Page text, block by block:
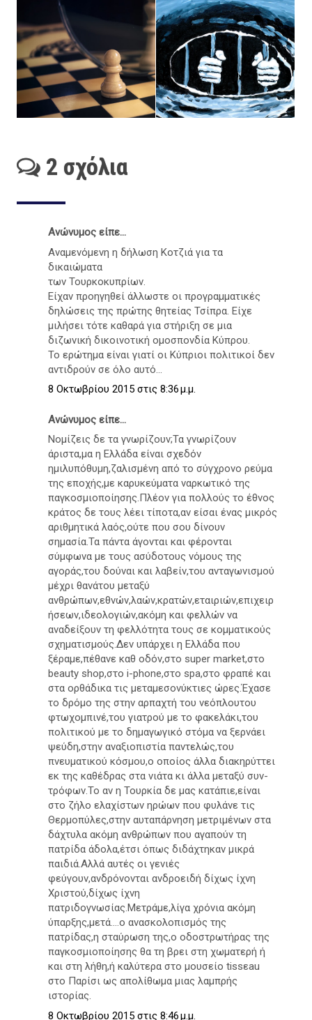
2 σχόλια
Ανώνυμος είπε...
Αναμενόμενη η δήλωση Κοτζιά για τα
δικαιώματα
των Τουρκοκυπρίων.
Είχαν προηγηθεί άλλωστε οι προγραμματικές
δηλώσεις της πρώτης θητείας Τσίπρα. Είχε
μιλήσει τότε καθαρά για στήριξη σε μια
διζωνική δικοινοτική ομοσπονδία Κύπρου.
Το ερώτημα είναι γιατί οι Κύπριοι πολιτικοί δεν
αντιδρούν σε όλο αυτό...
8 Οκτωβρίου 2015 στις 8:36 μ.μ.
Ανώνυμος είπε...
Νομίζεις δε τα γνωρίζουν;Τα γνωρίζουν
άριστα,μα η Ελλάδα είναι σχεδόν
ημιλυπόθυμη,ζαλισμένη από το σύγχρονο ρεύμα
της εποχής,με καρυκεύματα ναρκωτικό της
παγκοσμιοποίησης.Πλέον για πολλούς το έθνος
κράτος δε τους λέει τίποτα,αν είσαι ένας μικρός
αριθμητικά λαός,ούτε που σου δίνουν
σημασία.Τα πάντα άγονται και φέρονται
σύμφωνα με τους ασύδοτους νόμους της
αγοράς,του δούναι και λαβείν,του ανταγωνισμού
μέχρι θανάτου μεταξύ
ανθρώπων,εθνών,λαών,κρατών,εταιριών,επιχειρ
ήσεων,ιδεολογιών,ακόμη και φελλών να
αναδείξουν τη φελλότητα τους σε κομματικούς
σχηματισμούς.Δεν υπάρχει η Ελλάδα που
ξέραμε,πέθανε καθ οδόν,στο super market,στο
beauty shop,στο i-phone,στο spa,στο φραπέ και
στα ορθάδικα τις μεταμεσονύκτιες ώρες.Έχασε
το δρόμο της στην αρπαχτή του νεόπλουτου
φτωχομπινέ,του γιατρού με το φακελάκι,του
πολιτικού με το δημαγωγικό στόμα να ξερνάει
ψεύδη,στην αναξιοπιστία παντελώς,του
πνευματικού κόσμου,ο οποίος άλλα διακηρύττει
εκ της καθέδρας στα νιάτα κι άλλα μεταξύ συν-
τρόφων.Το αν η Τουρκία δε μας κατάπιε,είναι
στο ζήλο ελαχίστων ηρώων που φυλάνε τις
Θερμοπύλες,στην αυταπάρνηση μετριμένων στα
δάχτυλα ακόμη ανθρώπων που αγαπούν τη
πατρίδα άδολα,έτσι όπως διδάχτηκαν μικρά
παιδιά.Αλλά αυτές οι γενιές
φεύγουν,ανδρόνονται ανδροειδή δίχως ίχνη
Χριστού,δίχως ίχνη
πατριδογνωσίας.Μετράμε,λίγα χρόνια ακόμη
ύπαρξης,μετά....ο ανασκολοπισμός της
πατρίδας,η σταύρωση της,ο οδοστρωτήρας της
παγκοσμιοποίησης θα τη βρει στη χωματερή ή
και στη λήθη,ή καλύτερα στο μουσείο tissεau
στο Παρίσι ως απολίθωμα μιας λαμπρής
ιστορίας.
8 Οκτωβρίου 2015 στις 8:46 μ.μ.